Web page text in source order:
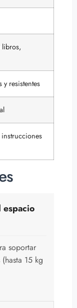
libros,
y resistentes
espacio
soportar
15 kg